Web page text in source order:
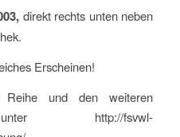
direkt rechts unten neben
Erscheinen!
und den weiteren
http://fsvwl-